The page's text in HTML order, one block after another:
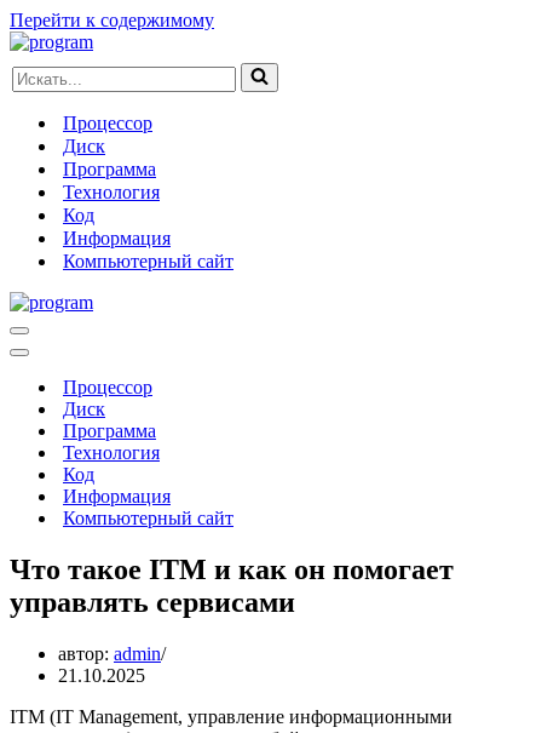
Перейти к содержимому
Искать...
Процессор
Диск
Программа
Технология
Код
Информация
Компьютерный сайт
Меню
навигации
Меню
навигацииПроцессор
Диск
Программа
Технология
Код
Информация
Компьютерный сайт
Что такое ITM и как он помогает
управлять сервисами
автор: admin
21.10.2025
ITM (IT Management, управление информационными